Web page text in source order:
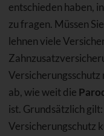
entschieden haben,
zu fragen. Müssen
lehnen viele
Versicherungsschutz
ab, wie weit die
ist. Grundsätzlich
Versicherungschutz